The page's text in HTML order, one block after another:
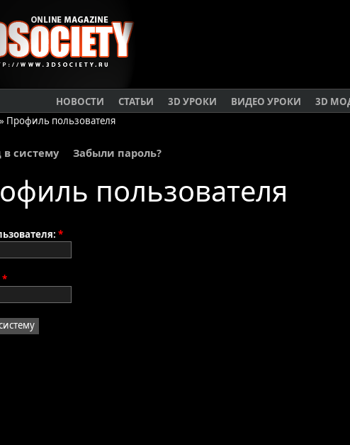
НОВОСТИ СТАТЬИ 3D УРОКИ ВИДЕО УРОКИ 3D
» Профиль пользователя
в систему Забыли пароль?
пользователя
*
*